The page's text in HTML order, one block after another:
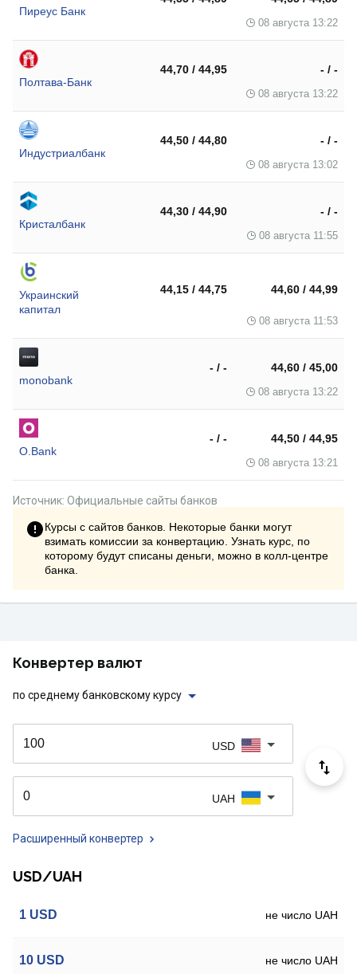
Пиреус Банк
08 августа 13:22
Полтава-Банк
44,70 / 44,95 - / -
08 августа 13:22
Индустриалбанк
44,50 / 44,80 - / -
08 августа 13:02
Кристалбанк
44,30 / 44,90 - / -
08 августа 11:55
Украинский
капитал
44,15 / 44,75 44,60 / 44,99
08 августа 11:53
monobank
- / - 44,60 / 45,00
08 августа 13:22
O.Bank
- / - 44,50 / 44,95
08 августа 13:21
Источник: Официальные сайты банков
Курсы с сайтов банков. Некоторые банки могут
взимать комиссии за конвертацию. Узнать курс, по
которому будут списаны деньги, можно в колл-центре
банка.
Конвертер валют
по среднему банковскому курсу
USD
UAH
Расширенный конвертер
USD/UAH
1 USD не число UAH
10 USD не число UAH